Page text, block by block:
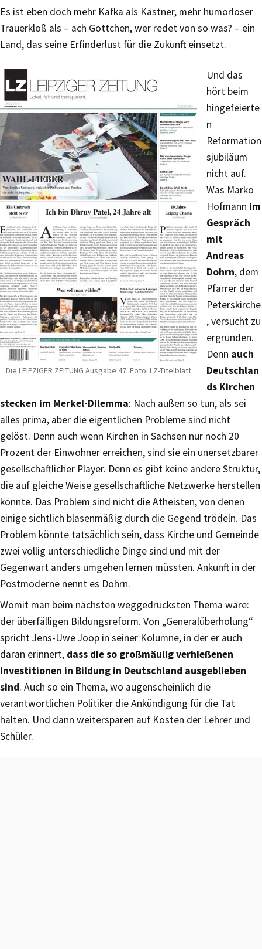
Es ist eben doch mehr Kafka als Kästner, mehr humorloser
Trauerkloß als – ach Gottchen, wer redet von so was? – ein
Land, das seine Erfinderlust für die Zukunft einsetzt.
Die LEIPZIGER ZEITUNG Ausgabe 47. Foto: LZ-Titelblatt
Und das
hört beim
hingefeierte
n
Reformation
sjubiläum
nicht auf.
Was Marko
Hofmann im
Gespräch
mit
Andreas
Dohrn, dem
Pfarrer der
Peterskirche
, versucht zu
ergründen.
Denn auch
Deutschlan
ds Kirchen
stecken im Merkel-Dilemma: Nach außen so tun, als sei
alles prima, aber die eigentlichen Probleme sind nicht
gelöst. Denn auch wenn Kirchen in Sachsen nur noch 20
Prozent der Einwohner erreichen, sind sie ein unersetzbarer
gesellschaftlicher Player. Denn es gibt keine andere Struktur,
die auf gleiche Weise gesellschaftliche Netzwerke herstellen
könnte. Das Problem sind nicht die Atheisten, von denen
einige sichtlich blasenmäßig durch die Gegend trödeln. Das
Problem könnte tatsächlich sein, dass Kirche und Gemeinde
zwei völlig unterschiedliche Dinge sind und mit der
Gegenwart anders umgehen lernen müssten. Ankunft in der
Postmoderne nennt es Dohrn.
Womit man beim nächsten weggedrucksten Thema wäre:
der überfälligen Bildungsreform. Von „Generalüberholung“
spricht Jens-Uwe Joop in seiner Kolumne, in der er auch
daran erinnert, dass die so großmäulig verhießenen
Investitionen in Bildung in Deutschland ausgeblieben
sind. Auch so ein Thema, wo augenscheinlich die
verantwortlichen Politiker die Ankündigung für die Tat
halten. Und dann weitersparen auf Kosten der Lehrer und
Schüler.